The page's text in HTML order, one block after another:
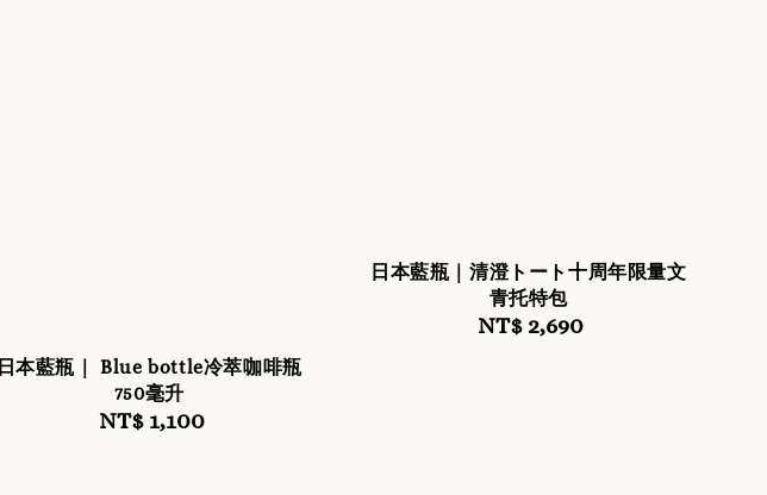
日本藍瓶｜ Blue bottle冷萃咖啡瓶
750毫升
Regular
NT$ 1,100
日本藍瓶｜清澄トート十周年限量文
青托特包
Regular
NT$ 2,690